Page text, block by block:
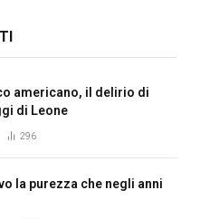
americano, il delirio di
di Leone
296
la purezza che negli anni